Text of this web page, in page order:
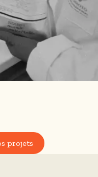
projets